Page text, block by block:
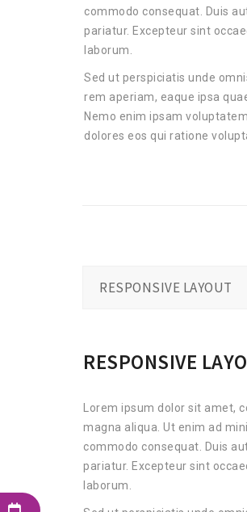
commodo consequat. Duis
pariatur. Excepteur sint
laborum.
Sed ut perspiciatis unde
rem aperiam, eaque ipsa
Nemo enim ipsam
dolores eos qui ratione
RESPONSIVE LAYOUT
RESPONSIVE
Lorem ipsum dolor sit amet,
magna aliqua. Ut enim ad
commodo consequat. Duis
pariatur. Excepteur sint
laborum.